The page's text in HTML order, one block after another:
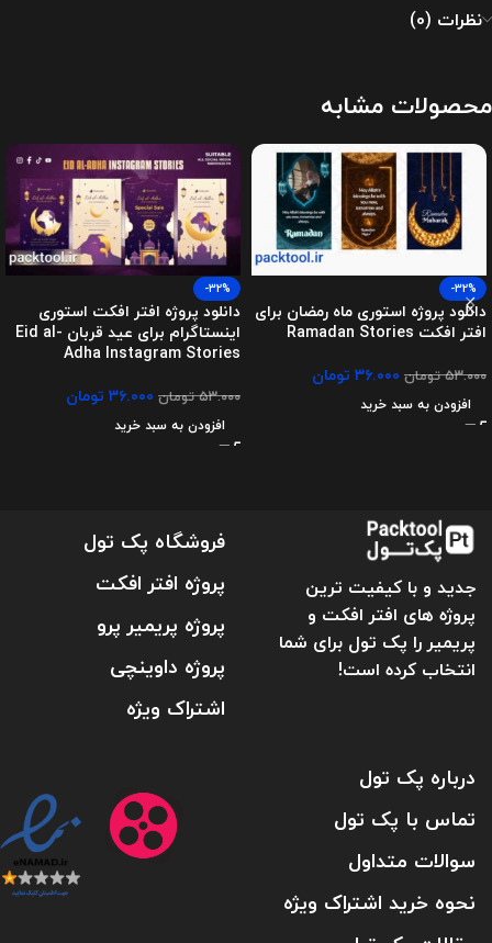
نظرات (0)
محصولات مشابه
-32%
دانلود پروژه استوری ماه رمضان برای
افتر افکت Ramadan Stories
۵۳.۰۰۰تومان ۳۶.۰۰۰ تومان
افزودن به سبد خرید
-32%
دانلود پروژه افتر افکت استوری
اینستاگرام برای عید قربان Eid al-
Adha Instagram Stories
۵۳.۰۰۰تومان ۳۶.۰۰۰ تومان
افزودن به سبد خرید
جدید و با کیفیت ترین
پروژه های افتر افکت و
پریمیر را پک تول برای شما
انتخاب کرده است!
فروشگاه پک تول
پروژه افتر افکت
پروژه پریمیر پرو
پروژه داوینچی
اشتراک ویژه
درباره پک تول
تماس با پک تول
سوالات متداول
نحوه خرید اشتراک ویژه